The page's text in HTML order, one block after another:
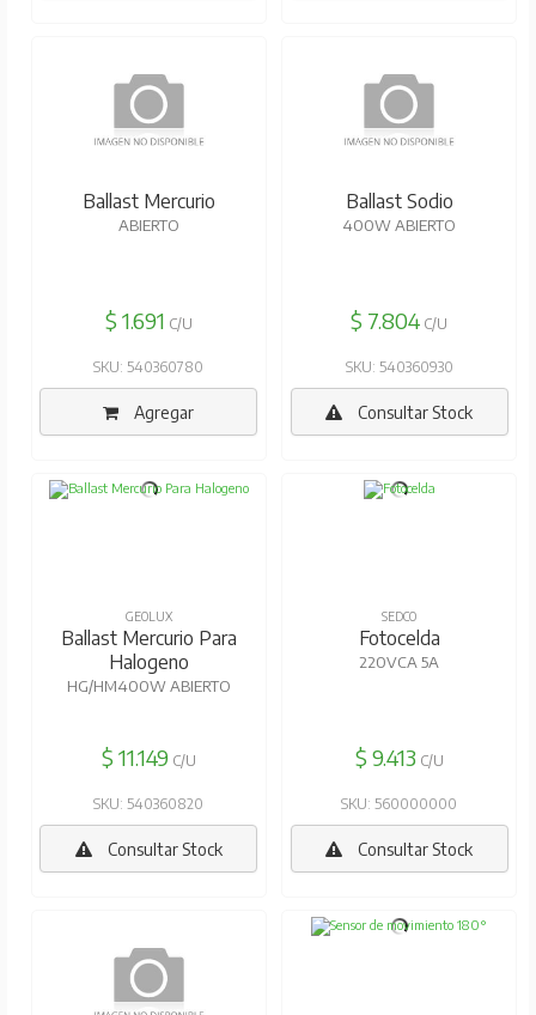
Ballast Mercurio
ABIERTO
$ 1.691 C/U
SKU: 540360780
Agregar
Ballast Sodio
400W ABIERTO
$ 7.804 C/U
SKU: 540360930
Consultar Stock
GEOLUX
Ballast Mercurio Para
Halogeno
HG/HM400W ABIERTO
$ 11.149 C/U
SKU: 540360820
Consultar Stock
SEDCO
Fotocelda
220VCA 5A
$ 9.413 C/U
SKU: 560000000
Consultar Stock